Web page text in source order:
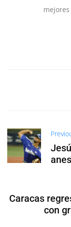
mejores
Caracas
con